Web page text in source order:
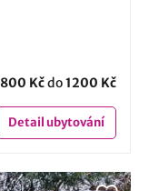
800 Kčdo1200 Kč
Detailubytování